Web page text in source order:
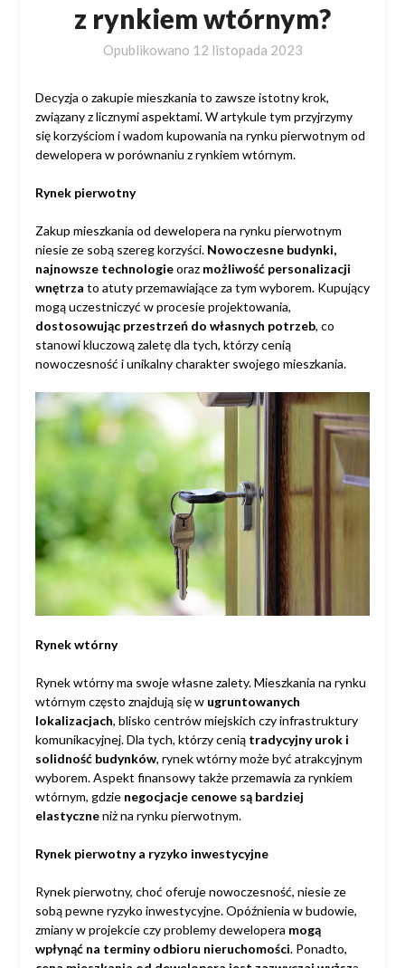
z rynkiem wtórnym?
Opublikowano 12 listopada 2023
Decyzja o zakupie mieszkania to zawsze istotny krok,
związany z licznymi aspektami. W artykule tym przyjrzymy
się korzyściom i wadom kupowania na rynku pierwotnym od
dewelopera w porównaniu z rynkiem wtórnym.
Rynek pierwotny
Zakup mieszkania od dewelopera na rynku pierwotnym
niesie ze sobą szereg korzyści. Nowoczesne budynki,
najnowsze technologieoraz możliwość personalizacji
wnętrza to atuty przemawiające za tym wyborem. Kupujący
mogą uczestniczyć w procesie projektowania,
dostosowując przestrzeń do własnych potrzeb, co
stanowi kluczową zaletę dla tych, którzy cenią
nowoczesność i unikalny charakter swojego mieszkania.
Rynek wtórny
Rynek wtórny ma swoje własne zalety. Mieszkania na rynku
wtórnym często znajdują się w ugruntowanych
lokalizacjach, blisko centrów miejskich czy infrastruktury
komunikacyjnej. Dla tych, którzy ceniątradycyjny urok i
solidność budynków, rynek wtórny może być atrakcyjnym
wyborem. Aspekt finansowy także przemawia za rynkiem
wtórnym, gdzie negocjacje cenowe są bardziej
elastyczneniż na rynku pierwotnym.
Rynek pierwotny a ryzyko inwestycyjne
Rynek pierwotny, choć oferuje nowoczesność, niesie ze
sobą pewne ryzyko inwestycyjne. Opóźnienia w budowie,
zmiany w projekcie czy problemy dewelopera mogą
wpłynąć na terminy odbioru nieruchomości. Ponadto,